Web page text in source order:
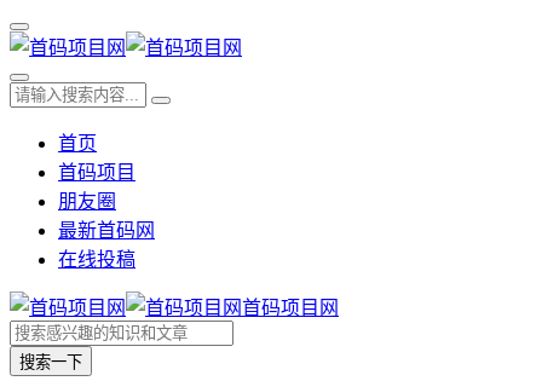
首页
首码项目
朋友圈
最新首码网
在线投稿
首码项目网
搜索一下